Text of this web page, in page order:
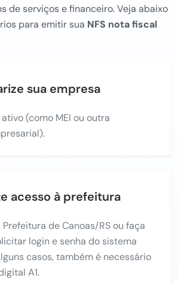
de serviços e financeiro. Veja abaixo
para emitir sua NFS nota fiscal
sua empresa
ativo (como MEI ou outra
acesso à prefeitura
de Canoas/RS ou faça
login e senha do sistema
casos, também é necessário
A1.